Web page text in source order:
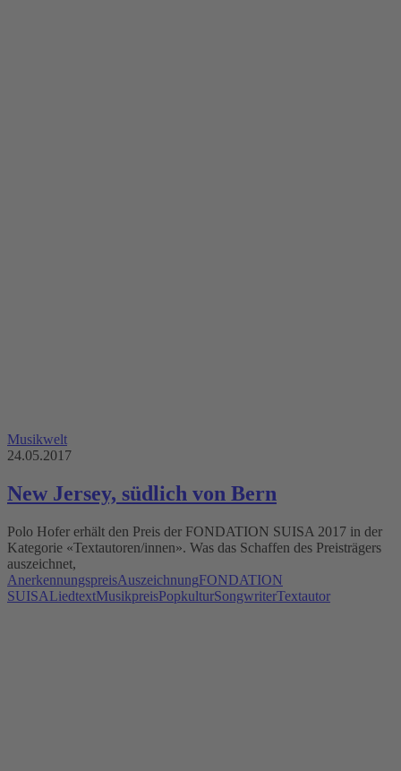
Musikwelt
24.05.2017
New Jersey, südlich von Bern
Polo Hofer erhält den Preis der FONDATION SUISA 2017 in der
Kategorie «Textautoren/innen». Was das Schaffen des Preisträgers
auszeichnet,
AnerkennungspreisAuszeichnungFONDATION
SUISALiedtextMusikpreisPopkulturSongwriterTextautor